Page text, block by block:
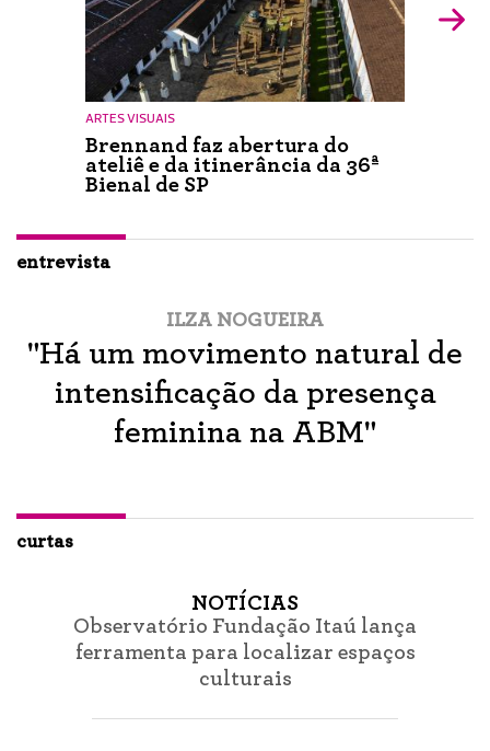
ARTES VISUAIS
Brennand faz abertura do
ateliê e da itinerância da 36ª
Bienal de SP
entrevista
ILZA NOGUEIRA
"Há um movimento natural de
intensificação da presença
feminina na ABM"
curtas
NOTÍCIAS
Observatório Fundação Itaú lança
ferramenta para localizar espaços
culturais